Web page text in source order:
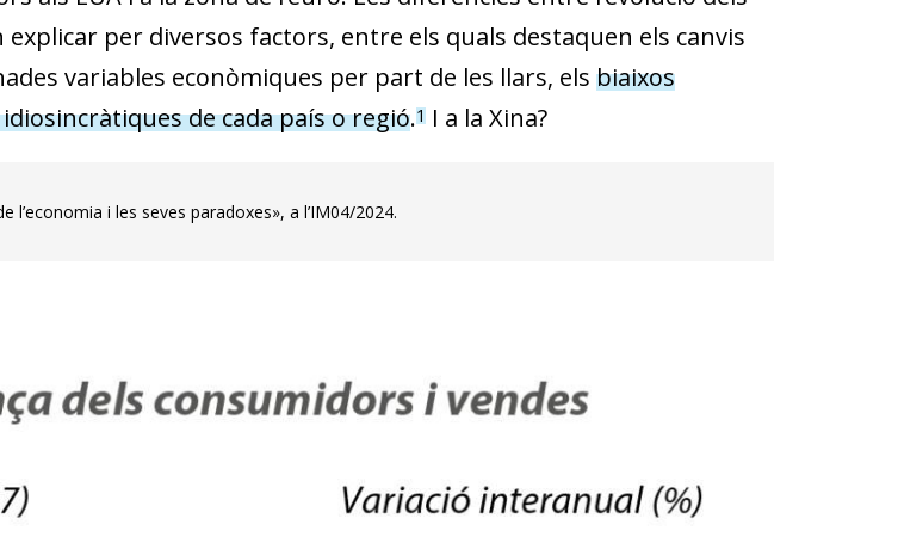
explicar per diversos factors, entre els quals destaquen els canvis
variables econòmiques per part de les llars, els biaixos
de cada país o regió.1I a la Xina?
l’economia i les seves paradoxes», a l’IM04/2024.